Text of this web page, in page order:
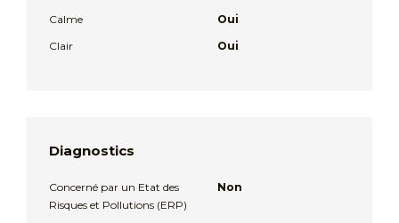
Calme
Oui
Clair
Oui
Diagnostics
Concerné par un Etat des
Risques et Pollutions (ERP)
Non